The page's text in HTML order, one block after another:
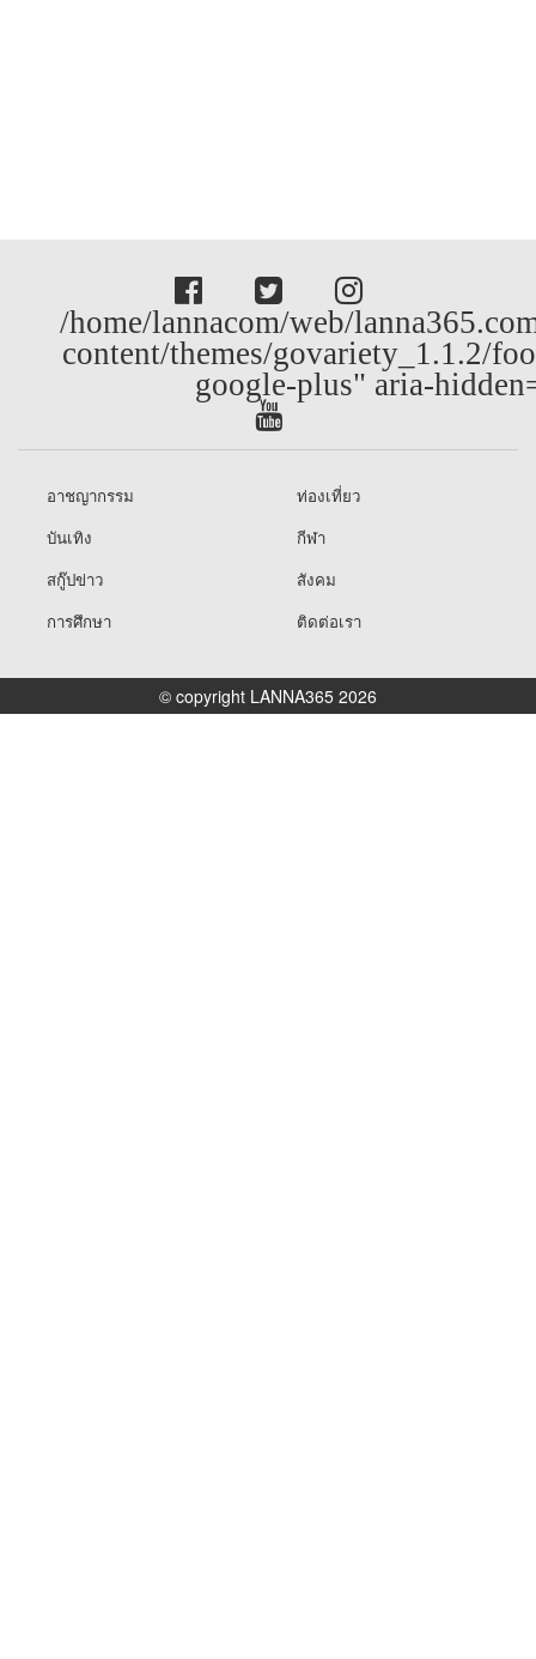
/home/lannacom/web/
content/themes/govariety_1.1.2/
google-plus" aria-
อาชญากรรม
ท่องเที่ยว
บันเทิง
กีฬา
สกู๊ปข่าว
สังคม
การศึกษา
ติดต่อเรา
© copyright LANNA365 2026